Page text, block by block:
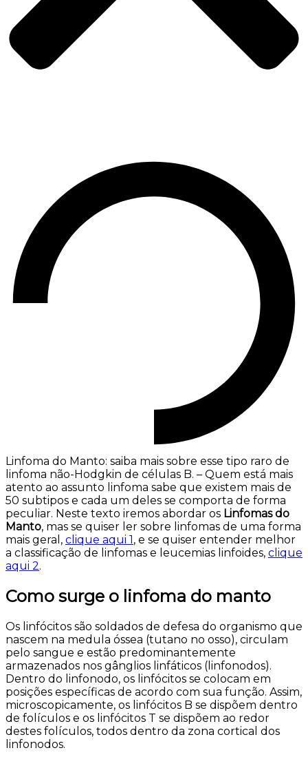
Linfoma do Manto: saiba mais sobre esse tipo raro de
linfoma não-Hodgkin de células B. – Quem está mais
atento ao assunto linfoma sabe que existem mais de
50 subtipos e cada um deles se comporta de forma
peculiar. Neste texto iremos abordar os Linfomas do
Manto, mas se quiser ler sobre linfomas de uma forma
mais geral, clique aqui 1, e se quiser entender melhor
a classificação de linfomas e leucemias linfoides, clique
aqui 2.
Como surge o linfoma do manto
Os linfócitos são soldados de defesa do organismo que
nascem na medula óssea (tutano no osso), circulam
pelo sangue e estão predominantemente
armazenados nos gânglios linfáticos (linfonodos).
Dentro do linfonodo, os linfócitos se colocam em
posições específicas de acordo com sua função. Assim,
microscopicamente, os linfócitos B se dispõem dentro
de folículos e os linfócitos T se dispõem ao redor
destes folículos, todos dentro da zona cortical dos
linfonodos.